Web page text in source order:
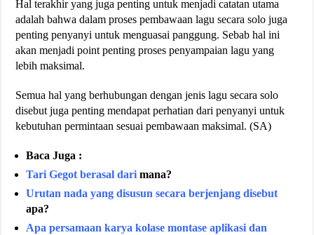
Hal terakhir yang juga penting untuk menjadi catatan utama
adalah bahwa dalam proses pembawaan lagu secara solo juga
penting penyanyi untuk menguasai panggung. Sebab hal ini
akan menjadi point penting proses penyampaian lagu yang
lebih maksimal.
Semua hal yang berhubungan dengan jenis lagu secara solo
disebut juga penting mendapat perhatian dari penyanyi untuk
kebutuhan permintaan sesuai pembawaan maksimal. (SA)
Baca Juga :
Tari Gegot berasal dari mana?
Urutan nada yang disusun secara berjenjang disebut
apa?
Apa persamaan karya kolase montase aplikasi dan